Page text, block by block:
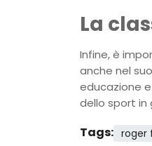
La
Infine, è
anche nel
educazione
dello sport in
Tags: roger